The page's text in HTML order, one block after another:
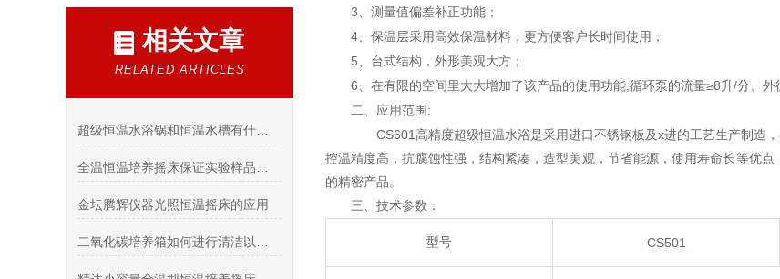
相关文章
RELATED ARTICLES
金坛腾辉仪器光照恒温摇床的应用
3、测量值偏差补正功能；
4、保温层采用高效保温材料，更方便客户长时间使用；
5、台式结构，外形美观大方；
6、在有限的空间里大大增加了该产品的使用功能 循环泵的流量≥8升/分、外
二、应用范围 :
CS601 高精度超级恒温水浴是采用进口不锈钢板及x进的工艺生产制造
控温精度高，抗腐蚀性强，结构紧凑，造型美观，节省能源，使用寿命长等优
的精密产品。
三、技术参数：
型号 CS501